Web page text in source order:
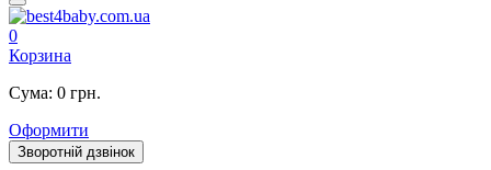
0
Корзина
Сума: 0 грн.
Оформити
Зворотній дзвінок